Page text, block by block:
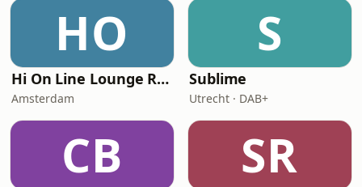
HO
Hi On Line Lounge Radio
Amsterdam
S
Sublime
Utrecht · DAB+
CB SR